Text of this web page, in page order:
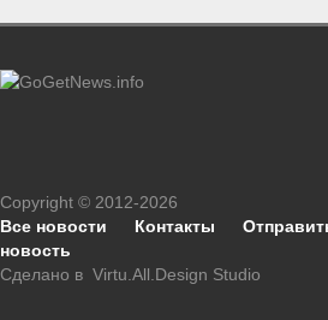
Copyright © 2012-2026
Все новости
Контакты
новость
Сделано в Virtu.All.Design Studio